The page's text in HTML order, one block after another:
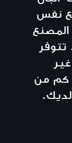
نفس
تتوفر
المحدودة و150,000 كم من